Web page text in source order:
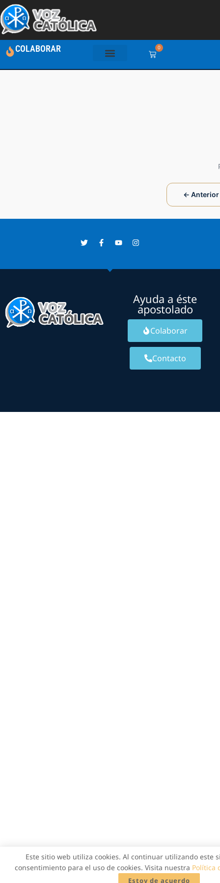
COLABORAR 0
← Anterior
Ayuda a éste
apostolado
Colaborar
Contacto
Este sitio web utiliza cookies. Al continuar utilizando este
consentimiento para el uso de cookies. Visita nuestra Política
Estoy de acuerdo